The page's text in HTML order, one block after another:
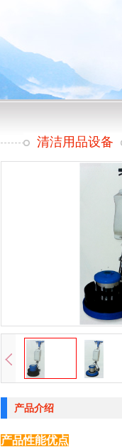
清洁用品设备
产品介绍
产品性能优点